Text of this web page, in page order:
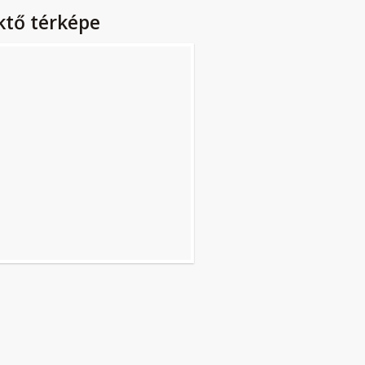
térképe